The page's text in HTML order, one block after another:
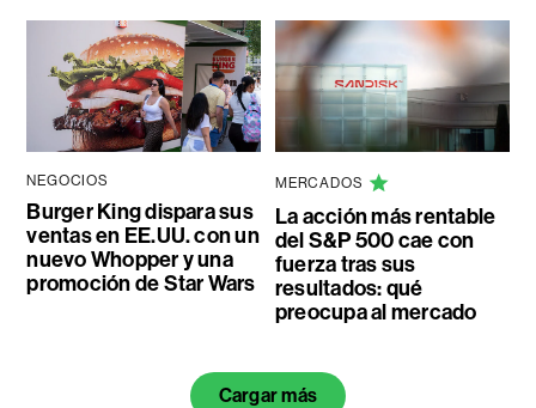
NEGOCIOS
Burger King dispara sus
ventas en EE.UU. con un
nuevo Whopper y una
promoción de Star Wars
MERCADOS
La acción más rentable
del S&P 500 cae con
fuerza tras sus
resultados: qué
preocupa al mercado
Cargar más